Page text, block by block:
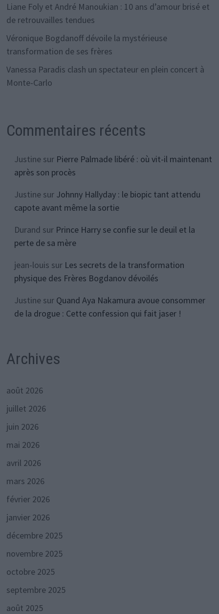
Liane Foly et André Manoukian : 10 ans d’amour brisé et
de retrouvailles tendues
Véronique Bogdanoff dévoile la mystérieuse
transformation de ses frères
Vanessa Paradis clash un spectateur en plein concert à
Monte-Carlo
Commentaires récents
Justinesur Pierre Palmade libéré : où vit-il maintenant
après son procès
Justinesur Johnny Hallyday : le biopic tant attendu
capote avant même la sortie
Durand sur Prince Harry se confie sur le deuil et la
perte de sa mère
jean-louis sur Les secrets de la transformation
physique des Frères Bogdanov dévoilés
Justinesur Quand Aya Nakamura avoue consommer
de la drogue : Cette confession qui fait jaser !
Archives
août 2026
juillet 2026
juin 2026
mai 2026
avril 2026
mars 2026
février 2026
janvier 2026
décembre 2025
novembre 2025
octobre 2025
septembre 2025
août 2025